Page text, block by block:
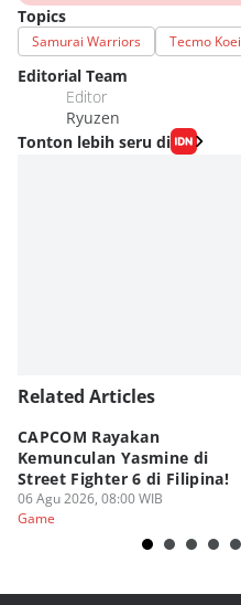
Topics
Samurai Warriors Tecmo Koei
Editorial Team
Editor
Ryuzen
Tonton lebih seru di
Related Articles
CAPCOM Rayakan
Kemunculan Yasmine di
Street Fighter 6 di Filipina!
06 Agu 2026, 08:00 WIB
Game